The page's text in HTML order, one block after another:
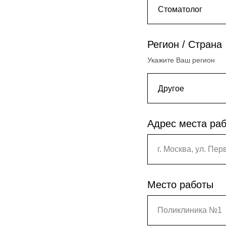
Регион / Страна
Укажите Ваш регион
Адрес места
г. Москва, ул.
Место работы
Поликлиника №1